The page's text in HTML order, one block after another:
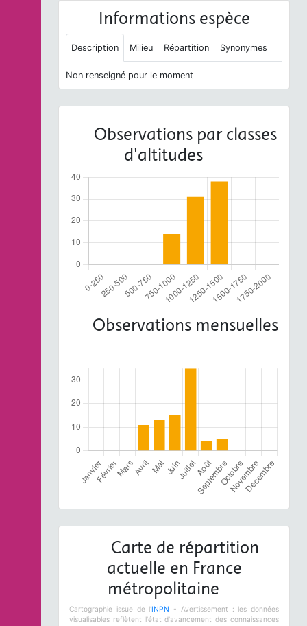
Informations espèce
Description Milieu Répartition Synonymes
Non renseigné pour le moment
Observations par classes
d'altitudes
Observations mensuelles
Carte de répartition
actuelle en France
métropolitaine
Cartographie issue de l'INPN
- Avertissement : les données
visualisables reflètent l'état d'avancement des connaissances